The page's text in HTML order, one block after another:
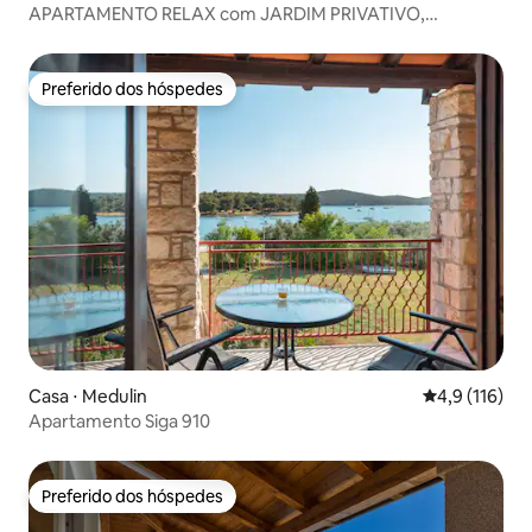
APARTAMENTO RELAX com JARDIM PRIVATIVO,
Preferido dos hóspedes
Preferido dos hóspedes
Casa ⋅ Medulin 4,9 de uma
4,9 (116)
Apartamento Siga 910
Preferido dos hóspedes
Preferido dos hóspedes